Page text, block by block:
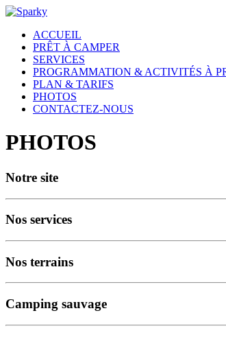
ACCUEIL
PRÊT À CAMPER
SERVICES
PROGRAMMATION & ACTIVITÉS À
PLAN & TARIFS
PHOTOS
CONTACTEZ-NOUS
PHOTOS
Notre site
Nos services
Nos terrains
Camping sauvage